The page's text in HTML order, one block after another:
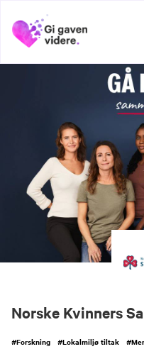
#Forskning #Lokalmiljø tiltak #
Norske Kvinners